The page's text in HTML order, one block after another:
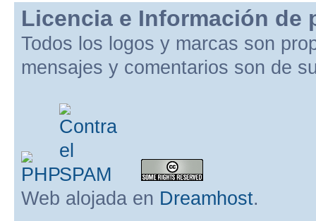
Licencia e Información de
Todos los logos y marcas son
mensajes y comentarios son de
Web alojada en Dreamhost.